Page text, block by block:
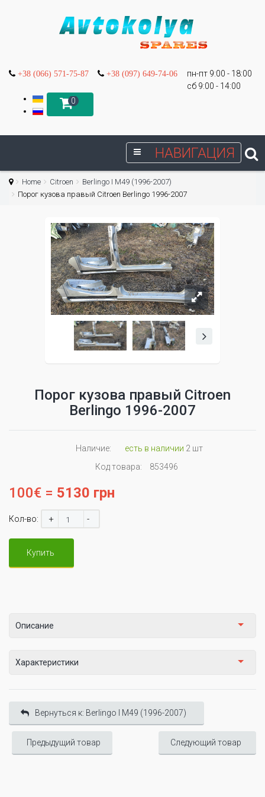
+38 (066) 571-75-87 +38 (097) 649-74-06
пн-пт 9:00 - 18:00
сб 9:00 - 14:00
0
НАВИГАЦИЯ
Home Citroen
Berlingo I М49 (1996-2007)
Порог кузова правый Citroen Berlingo 1996-2007
Порог кузова правый Citroen
Berlingo 1996-2007
Наличие: есть в наличии 2 шт
Код товара:
853496
100€ = 5130 грн
Кол-во: + -
Купить
Описание
Характеристики
Вернуться к: Berlingo I М49 (1996-2007)
Предыдущий товар Следующий товар